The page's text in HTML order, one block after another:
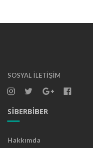
SOSYAL İLETIŞIM
SIBERBIBER
Hakkımda